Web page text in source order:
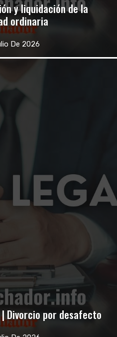
y liquidación de la
ordinaria
De 2026
Divorcio por desafecto